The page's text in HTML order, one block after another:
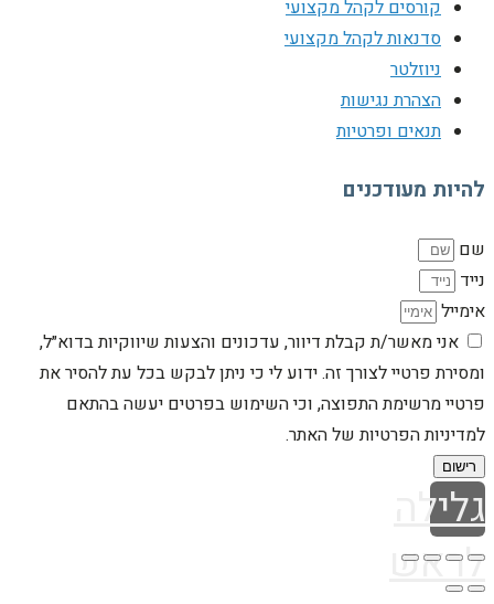
קורסים לקהל מקצועי
סדנאות לקהל מקצועי
ניוזלטר
הצהרת נגישות
תנאים ופרטיות
להיות מעודכנים
שם
נייד
אימייל
אני מאשר/ת קבלת דיוור, עדכונים והצעות שיווקיות בדוא״ל,
ומסירת פרטיי לצורך זה. ידוע לי כי ניתן לבקש בכל עת להסיר את
פרטיי מרשימת התפוצה, וכי השימוש בפרטים יעשה בהתאם
למדיניות הפרטיות של האתר.
רישום
גלילה
לראש